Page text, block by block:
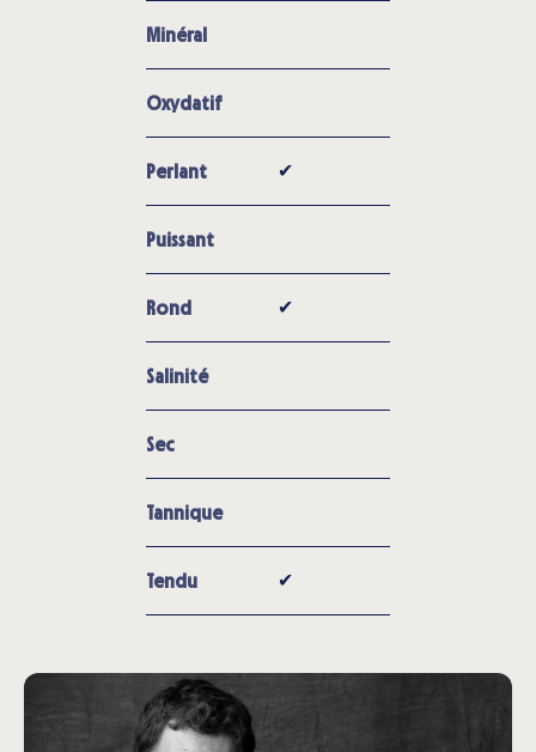
Minéral
Oxydatif
Perlant ✔︎
Puissant
Rond ✔︎
Salinité
Sec
Tannique
Tendu ✔︎